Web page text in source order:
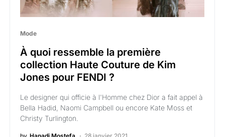
Mode
À quoi ressemble la première
collection Haute Couture de Kim
Jones pour FENDI ?
Le designer qui officie à l'Homme chez Dior a fait appel à
Bella Hadid, Naomi Campbell ou encore Kate Moss et
Christy Turlington.